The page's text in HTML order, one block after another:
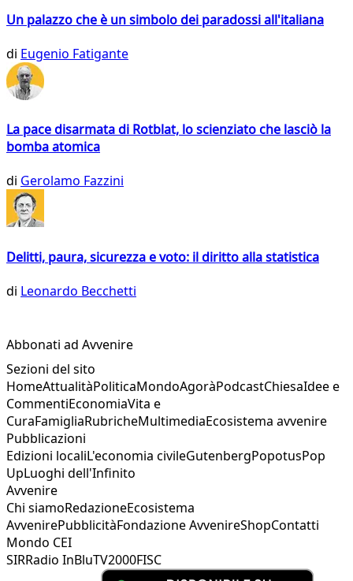
Un palazzo che è un simbolo dei paradossi all'italiana
di Eugenio Fatigante
La pace disarmata di Rotblat, lo scienziato che lasciò la
bomba atomica
di Gerolamo Fazzini
Delitti, paura, sicurezza e voto: il diritto alla statistica
di Leonardo Becchetti
Abbonati ad Avvenire
Sezioni del sito
HomeAttualitàPoliticaMondoAgoràPodcastChiesaIdee e
CommentiEconomiaVita e
CuraFamigliaRubricheMultimediaEcosistema avvenire
Pubblicazioni
Edizioni localiL'economia civileGutenbergPopotusPop
UpLuoghi dell'Infinito
Avvenire
Chi siamoRedazioneEcosistema
AvvenirePubblicitàFondazione AvvenireShopContatti
Mondo CEI
SIRRadio InBluTV2000FISC